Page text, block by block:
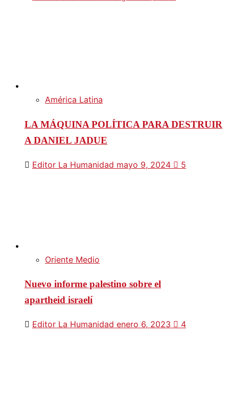
América Latina
LA MÁQUINA POLÍTICA PARA DESTRUIR
A DANIEL JADUE
Editor La Humanidad mayo 9, 2024 5
Oriente Medio
Nuevo informe palestino sobre el
apartheid israelí
Editor La Humanidad enero 6, 2023 4